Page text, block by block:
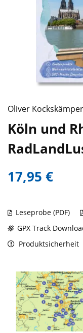
Oliver Kockskämper
Köln und
17,95 €
Leseprobe (PDF)
GPX Track
Produktsicherheit